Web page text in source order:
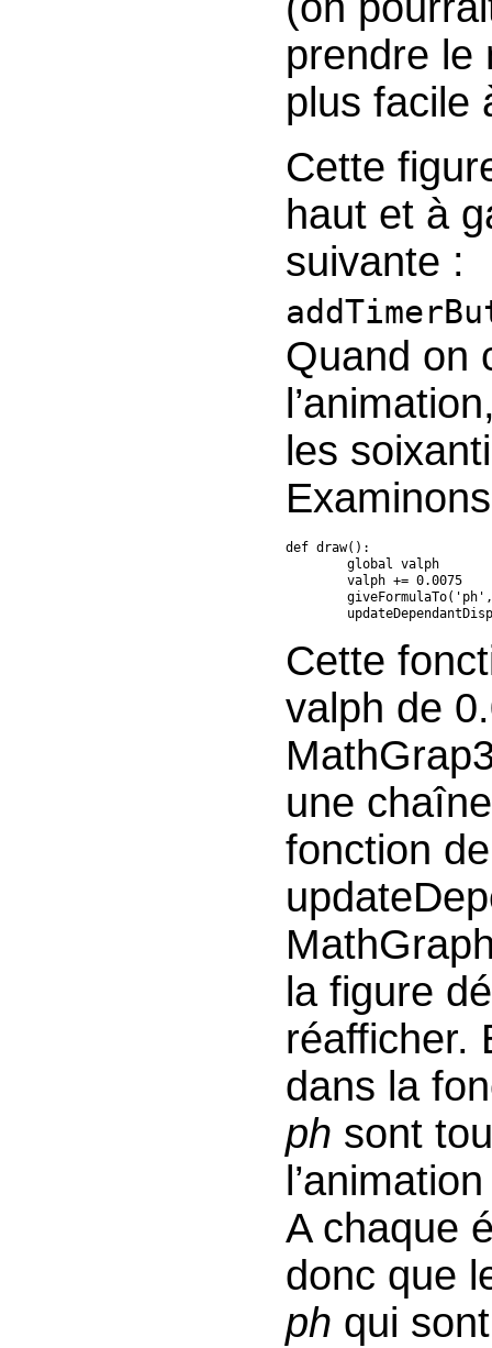
prendre le
plus facile
Cette
haut et à
suivante :
Quand on
les
def draw():
Cette
valph de
une
fonction
la figure
réafficher.
dans la
ph sont
A chaque
donc que
ph qui